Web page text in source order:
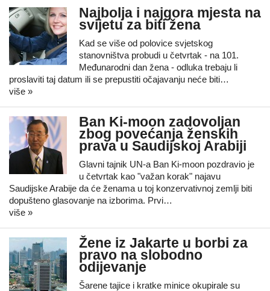
Najbolja i najgora mjesta na
svijetu za biti žena
Kad se više od polovice svjetskog
stanovništva probudi u četvrtak - na 101.
Međunarodni dan žena - odluka trebaju li
proslaviti taj datum ili se prepustiti očajavanju neće biti…
više »
Ban Ki-moon zadovoljan
zbog povećanja ženskih
prava u Saudijskoj Arabiji
Glavni tajnik UN-a Ban Ki-moon pozdravio je
u četvrtak kao "važan korak" najavu
Saudijske Arabije da će ženama u toj konzervativnoj zemlji biti
dopušteno glasovanje na izborima. Prvi…
više »
Žene iz Jakarte u borbi za
pravo na slobodno
odijevanje
Šarene tajice i kratke minice okupirale su